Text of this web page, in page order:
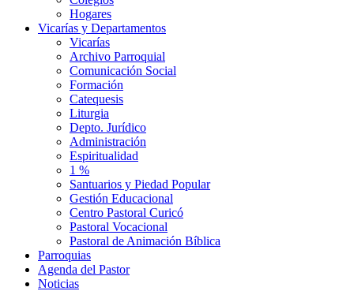
Hogares
Vicarías y Departamentos
Vicarías
Archivo Parroquial
Comunicación Social
Formación
Catequesis
Liturgia
Depto. Jurídico
Administración
Espiritualidad
1 %
Santuarios y Piedad Popular
Gestión Educacional
Centro Pastoral Curicó
Pastoral Vocacional
Pastoral de Animación Bíblica
Parroquias
Agenda del Pastor
Noticias